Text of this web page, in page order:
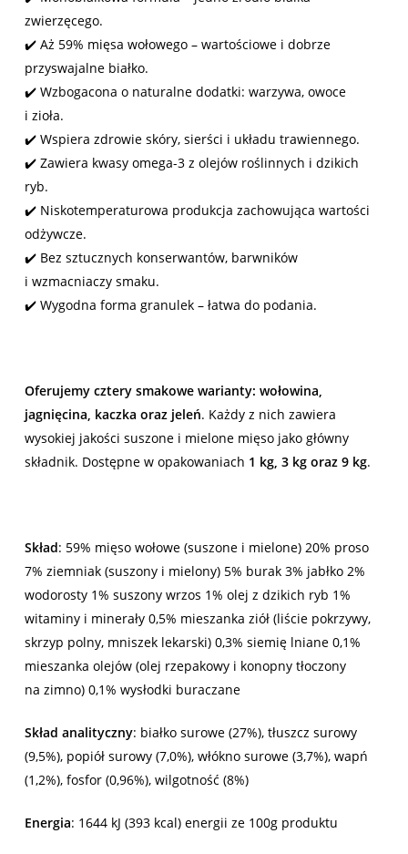
zwierzęcego.
✔️ Aż 59% mięsa wołowego – wartościowe i dobrze
przyswajalne białko.
✔️ Wzbogacona o naturalne dodatki: warzywa, owoce
i zioła.
✔️ Wspiera zdrowie skóry, sierści i układu trawiennego.
✔️ Zawiera kwasy omega-3 z olejów roślinnych i dzikich
ryb.
✔️ Niskotemperaturowa produkcja zachowująca wartości
odżywcze.
✔️ Bez sztucznych konserwantów, barwników
i wzmacniaczy smaku.
✔️ Wygodna forma granulek – łatwa do podania.
Oferujemy cztery smakowe warianty: wołowina,
jagnięcina, kaczka oraz jeleń. Każdy z nich zawiera
wysokiej jakości suszone i mielone mięso jako główny
składnik. Dostępne w opakowaniach 1 kg, 3 kg oraz 9 kg.
Skład: 59% mięso wołowe (suszone i mielone) 20% proso
7% ziemniak (suszony i mielony) 5% burak 3% jabłko 2%
wodorosty 1% suszony wrzos 1% olej z dzikich ryb 1%
witaminy i minerały 0,5% mieszanka ziół (liście pokrzywy,
skrzyp polny, mniszek lekarski) 0,3% siemię lniane 0,1%
mieszanka olejów (olej rzepakowy i konopny tłoczony
na zimno) 0,1% wysłodki buraczane
Skład analityczny: białko surowe (27%), tłuszcz surowy
(9,5%), popiół surowy (7,0%), włókno surowe (3,7%), wapń
(1,2%), fosfor (0,96%), wilgotność (8%)
Energia: 1644 kJ (393 kcal) energii ze 100g produktu